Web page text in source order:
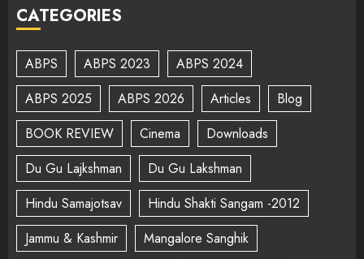
CATEGORIES
ABPS ABPS 2023
ABPS 2024
ABPS 2025
ABPS 2026 Articles
Blog
BOOK REVIEW
Cinema
Downloads
Du Gu Lajkshman
Du Gu Lakshman
Hindu Samajotsav
Hindu Shakti Sangam -2012
Jammu & Kashmir
Mangalore Sanghik